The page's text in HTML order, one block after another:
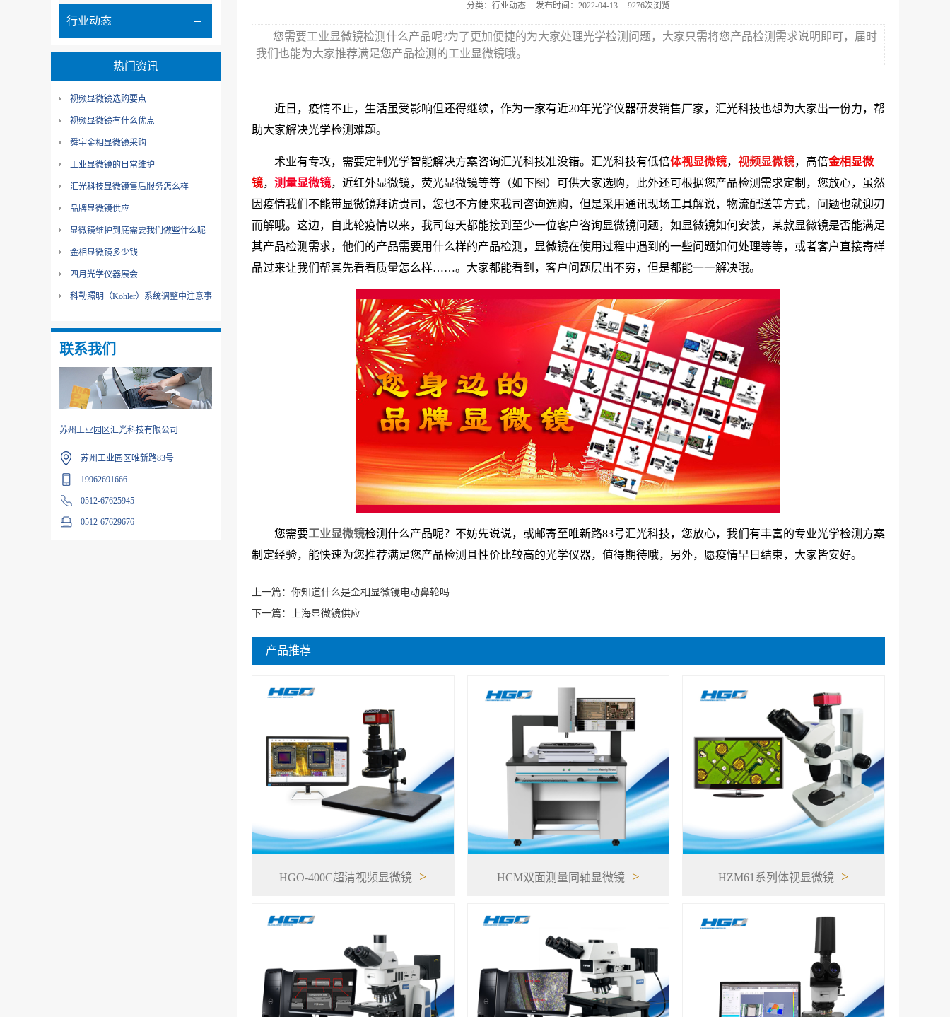
行业动态
热门资讯
视频显微镜选购要点
视频显微镜有什么优点
舜宇金相显微镜采购
工业显微镜的日常维护
汇光科技显微镜售后服务怎么样
品牌显微镜供应
显微镜维护到底需要我们做些什么呢
金相显微镜多少钱
四月光学仪器展会
科勒照明（Kohler）系统调整中注意事
联系我们
苏州工业园区汇光科技有限公司
苏州工业园区唯新路83号
19962691666
0512-67625945
0512-67629676
分类：行业动态 发布时间：2022-04-13 9276次浏览
您需要工业显微镜检测什么产品呢?为了更加便捷的为大家处理光学检测问题，大家只需将您产品检测需求说明即可，届时
我们也能为大家推荐满足您产品检测的工业显微镜哦。
近日，疫情不止，生活虽受影响但还得继续，作为一家有近20年光学仪器研发销售厂家，汇光科技也想为大家出一份力，帮
助大家解决光学检测难题。
术业有专攻，需要定制光学智能解决方案咨询汇光科技准没错。汇光科技有低倍体视显微镜， 视频显微镜，高倍金相显微
镜， 测量显微镜，近红外显微镜，荧光显微镜等等（如下图）可供大家选购，此外还可根据您产品检测需求定制，您放心，虽然
因疫情我们不能带显微镜拜访贵司，您也不方便来我司咨询选购，但是采用通讯现场工具解说，物流配送等方式，问题也就迎刃
而解哦。这边，自此轮疫情以来，我司每天都能接到至少一位客户咨询显微镜问题，如显微镜如何安装，某款显微镜是否能满足
其产品检测需求，他们的产品需要用什么样的产品检测，显微镜在使用过程中遇到的一些问题如何处理等等，或者客户直接寄样
品过来让我们帮其先看看质量怎么样……。大家都能看到，客户问题层出不穷，但是都能一一解决哦。
您需要工业显微镜检测什么产品呢？不妨先说说，或邮寄至唯新路83号汇光科技，您放心，我们有丰富的专业光学检测方案
制定经验，能快速为您推荐满足您产品检测且性价比较高的光学仪器，值得期待哦，另外，愿疫情早日结束，大家皆安好。
上一篇： 你知道什么是金相显微镜电动鼻轮吗
下一篇：
上海显微镜供应
产品推荐
HGO-400C超清视频显微镜 > HCM双面测量同轴显微镜 > HZM61系列体视显微镜 >